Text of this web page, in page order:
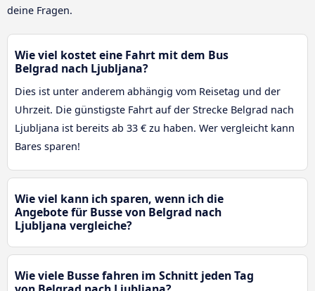
deine Fragen.
Wie viel kostet eine Fahrt mit dem Bus
Belgrad nach Ljubljana?
Dies ist unter anderem abhängig vom Reisetag und der
Uhrzeit. Die günstigste Fahrt auf der Strecke Belgrad nach
Ljubljana ist bereits ab 33 € zu haben. Wer vergleicht kann
Bares sparen!
Wie viel kann ich sparen, wenn ich die
Angebote für Busse von Belgrad nach
Ljubljana vergleiche?
Wie viele Busse fahren im Schnitt jeden Tag